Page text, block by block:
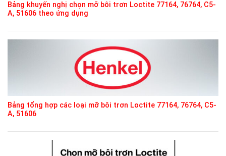
Bảng khuyến nghị chọn mỡ bôi trơn Loctite 77164, 76764, C5-
A, 51606 theo ứng dụng
Bảng tổng hợp các loại mỡ bôi trơn Loctite 77164, 76764, C5-
A, 51606